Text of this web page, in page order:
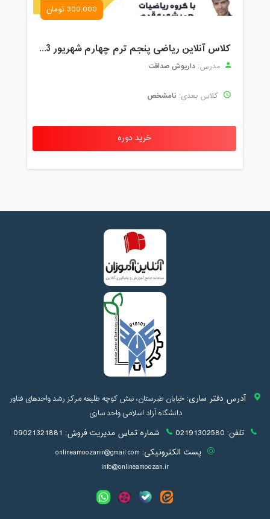
300,000 تومان
کلاس آنلاین ریاضی پنجم ترم چهارم شهریور 1403
مدرس: داریوش صداقت
کلاس بعدی: نامشخص
خرید دوره
آدرس دفتر ساری:خیابان طبرستان، نبش کوچه طلیعه مرکز رشد واحدهای فناور
دانشگاه آزاد اسلامی واحد ساری
تلفن: 02191302580 شماره تماس مدیریت فروش: 09021321881
پست الکترونیکی: onlineamoozanir@gmail.com
info@onlineamoozan.ir